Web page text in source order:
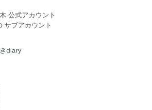
公式アカウント
サブアカウント
diary